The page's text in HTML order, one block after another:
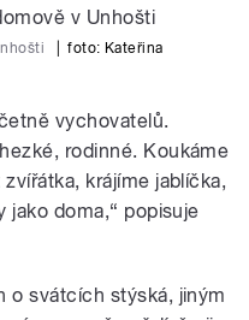
foto: Kateřina
vychovatelů.
rodinné. Koukáme
krájíme jablíčka,
jako doma,“ popisuje
o svátcích stýská, jiným